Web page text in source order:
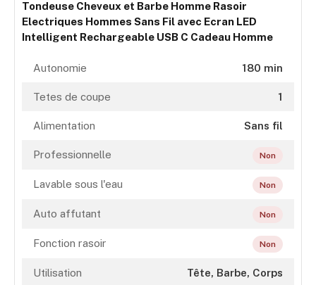
Tondeuse Cheveux et Barbe Homme Rasoir
Electriques Hommes Sans Fil avec Ecran LED
Intelligent Rechargeable USB C Cadeau Homme
Autonomie 180 min
Tetes de coupe 1
Alimentation Sans fil
Professionnelle Non
Lavable sous l'eau Non
Auto affutant Non
Fonction rasoir Non
Utilisation Tête, Barbe, Corps